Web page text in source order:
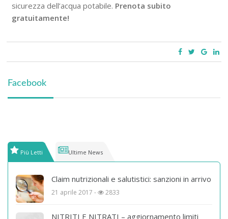
sicurezza dell’acqua potabile. Prenota subito
gratuitamente!
Facebook
Più Letti Ultime News
Claim nutrizionali e salutistici: sanzioni in arrivo
21 aprile 2017 - 2833
NITRITI E NITRATI – aggiornamento limiti